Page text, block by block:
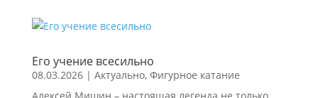
Его учение всесильно
08.03.2026| Актуально, Фигурное катание